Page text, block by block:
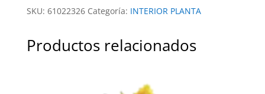
SKU: 61022326 Categoría: INTERIOR PLANTA
Productos relacionados